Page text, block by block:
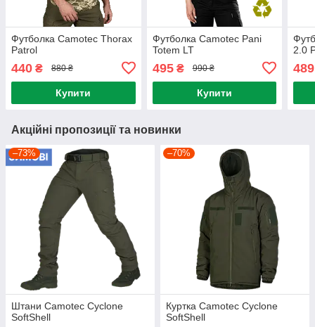
Футболка Camotec Thorax
Patrol
440 ₴ 880 ₴
Купити
Футболка Camotec Pani
Totem LT
495₴ 990 ₴
Купити
2.0
Акційні пропозиції та новинки
–73%
Штани Camotec Cyclone
SoftShell
–70%
Куртка Camotec Cyclone
SoftShell